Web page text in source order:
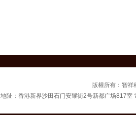
版權所有：智
地阯：香港新界沙田石门安耀街2号新都广场817